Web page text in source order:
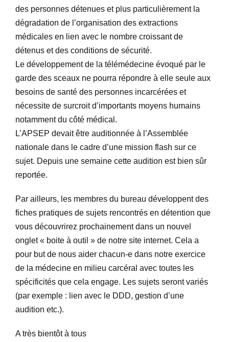
Contact
Connexion
des personnes détenues et plus particulièrement la
dégradation de l’organisation des extractions
médicales en lien avec le nombre croissant de
détenus et des conditions de sécurité.
Le développement de la télémédecine évoqué par le
garde des sceaux ne pourra répondre à elle seule aux
besoins de santé des personnes incarcérées et
nécessite de surcroit d’importants moyens humains
notamment du côté médical.
L’APSEP devait être auditionnée à l’Assemblée
nationale dans le cadre d’une mission flash sur ce
sujet. Depuis une semaine cette audition est bien sûr
reportée.
Par ailleurs, les membres du bureau développent des
fiches pratiques de sujets rencontrés en détention que
vous découvrirez prochainement dans un nouvel
onglet « boite à outil » de notre site internet. Cela a
pour but de nous aider chacun-e dans notre exercice
de la médecine en milieu carcéral avec toutes les
spécificités que cela engage. Les sujets seront variés
(par exemple : lien avec le DDD, gestion d’une
audition etc.).
A très bientôt à tous